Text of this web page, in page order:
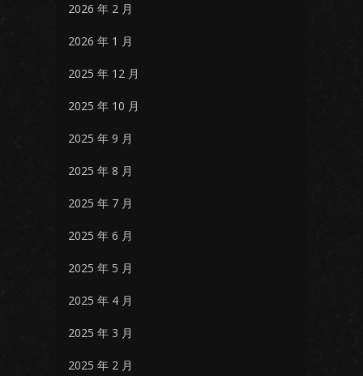
2026 年 2 月
2026 年 1 月
2025 年 12 月
2025 年 10 月
2025 年 9 月
2025 年 8 月
2025 年 7 月
2025 年 6 月
2025 年 5 月
2025 年 4 月
2025 年 3 月
2025 年 2 月